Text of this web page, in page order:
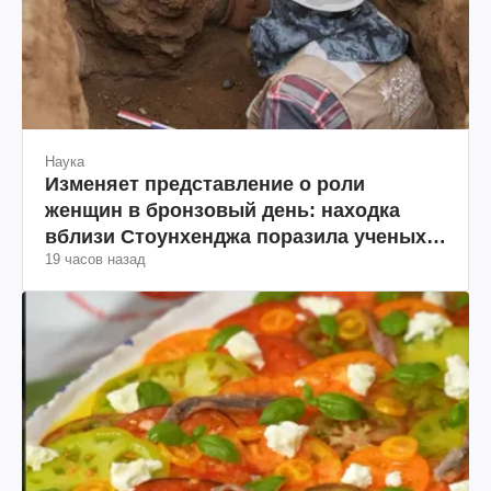
Наука
Изменяет представление о роли
женщин в бронзовый день: находка
вблизи Стоунхенджа поразила ученых
(фото)
19 часов назад